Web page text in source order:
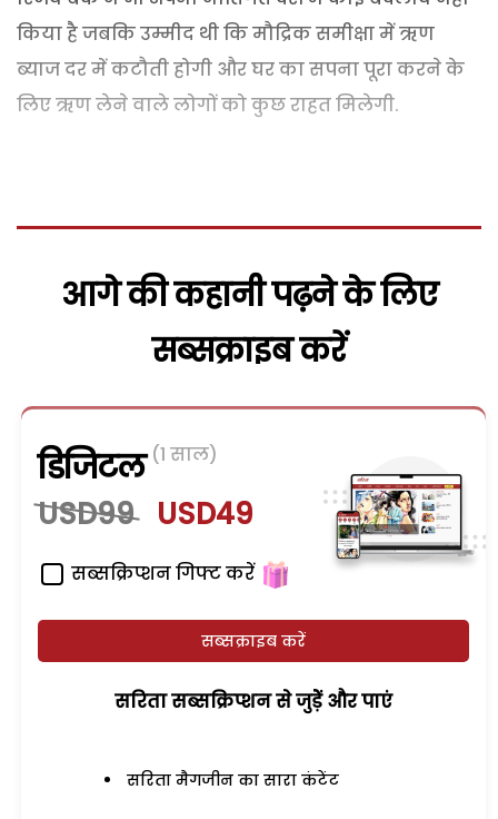
किया है जबकि उम्मीद थी कि मौद्रिक समीक्षा में ऋण
ब्याज दर में कटौती होगी और घर का सपना पूरा करने के
लिए ऋण लेने वाले लोगों को कुछ राहत मिलेगी.
आगे की कहानी पढ़ने के लिए
सब्सक्राइब करें
डिजिटल (1 साल)
USD99 USD49
सब्सक्रिप्शन गिफ्ट करें
सब्सक्राइब करें
सरिता सब्सक्रिप्शन से जुड़ेें और पाएं
सरिता मैगजीन का सारा कंटेंट